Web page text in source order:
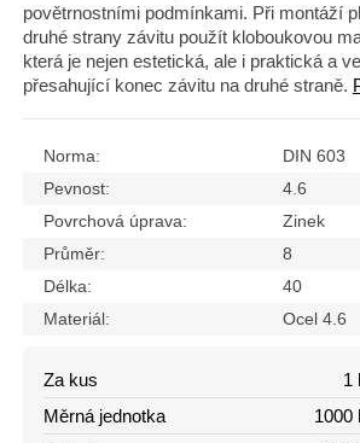
povětrnostními podmínkami. Při montáží
druhé strany závitu použít kloboukovou
která je nejen estetická, ale i praktická a
přesahující konec závitu na druhé straně.
Norma:
DIN 603
Pevnost:
4.6
Povrchová úprava:
Zinek
Průměr:
8
Délka:
40
Materiál:
Ocel 4.6
Za kus 1
Měrná jednotka
1000